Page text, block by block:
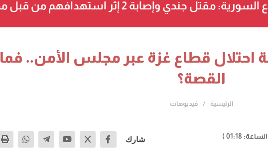
مقتل جندي وإصابة 2 إثر استهدافهم من قبل مجهولين شرق دير الزور
احتلال قطاع غزة عبر مجلس الأمن.. فما
القصة؟
الرئيسية فيديوهات
شارك